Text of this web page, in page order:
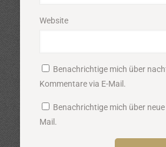
Website
Benachrichtige mich über
Kommentare via E-Mail.
Benachrichtige mich über
Mail.